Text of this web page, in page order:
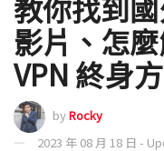
影片、怎
VPN 終身
byRocky
2023 年 08 月 18 日 -